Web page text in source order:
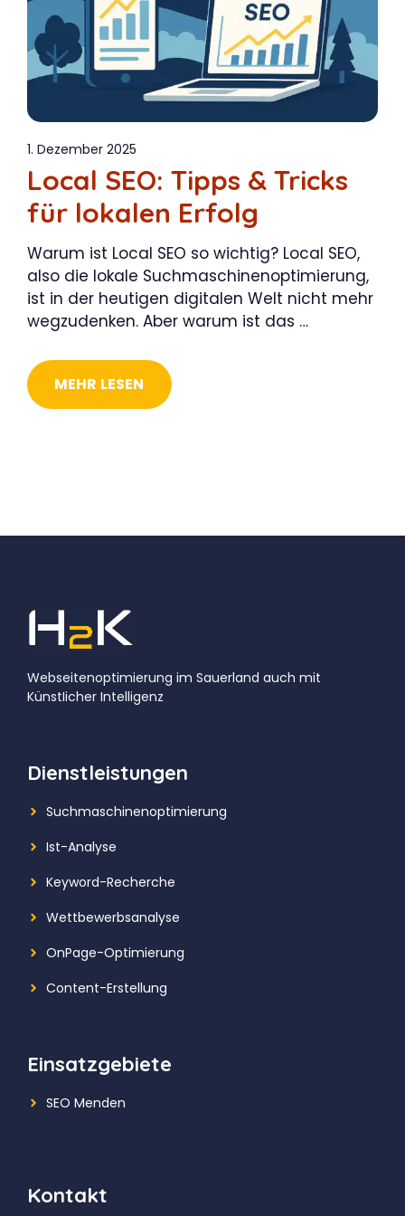
1. Dezember 2025
Local SEO: Tipps & Tricks
für lokalen Erfolg
Warum ist Local SEO so wichtig? Local SEO,
also die lokale Suchmaschinenoptimierung,
ist in der heutigen digitalen Welt nicht mehr
wegzudenken. Aber warum ist das …
MEHR LESEN
Webseitenoptimierung im Sauerland auch mit
KünstIicher Intelligenz
Dienstleistungen
Suchmaschinenoptimierung
Ist-Analyse
Keyword-Recherche
Wettbewerbsanalyse
OnPage-Optimierung
Content-Erstellung
Einsatzgebiete
SEO Menden
Kontakt